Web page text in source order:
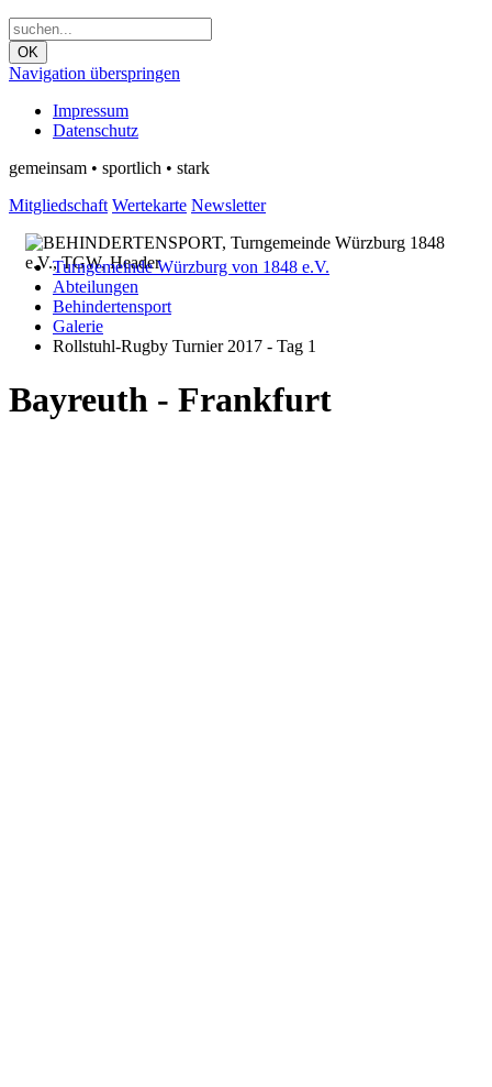
OK
Navigation überspringen
Impressum
Datenschutz
gemeinsam • sportlich • stark
Mitgliedschaft Wertekarte Newsletter
Turngemeinde Würzburg von 1848 e.V.
Abteilungen
Behindertensport
Galerie
Rollstuhl-Rugby Turnier 2017 - Tag 1
Bayreuth - Frankfurt